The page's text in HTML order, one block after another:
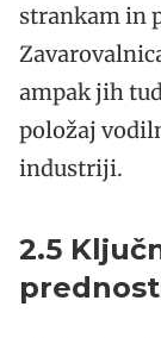
strankam in
ampak jih
položaj
industriji.
2.5